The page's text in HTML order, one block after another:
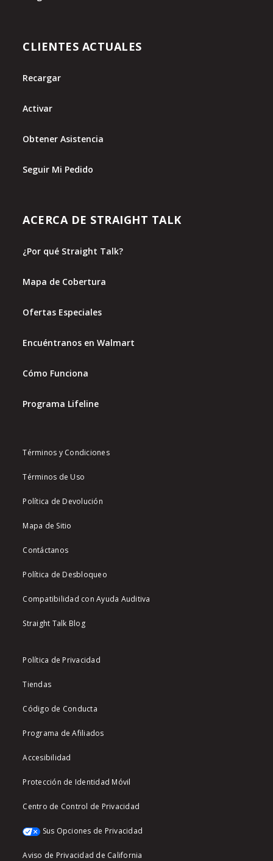
CLIENTES ACTUALES
Recargar
Activar
Obtener Asistencia
Seguir Mi Pedido
ACERCA DE STRAIGHT TALK
¿Por qué Straight Talk?
Mapa de Cobertura
Ofertas Especiales
Encuéntranos en Walmart
Cómo Funciona
Programa Lifeline
Términos y Condiciones
Términos de Uso
Política de Devolución
Mapa de Sitio
Contáctanos
Política de Desbloqueo
Compatibilidad con Ayuda Auditiva
Straight Talk Blog
Política de Privacidad
Tiendas
Código de Conducta
Programa de Afiliados
Accesibilidad
Protección de Identidad Móvil
Centro de Control de Privacidad
Sus Opciones de Privacidad
Aviso de Privacidad de California